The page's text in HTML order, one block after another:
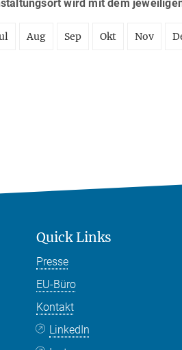
wird mit dem
Aug Sep Okt Nov
Quick Links
Presse
EU-Büro
Kontakt
LinkedIn